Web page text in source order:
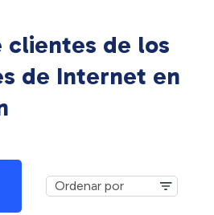
clientes de los
de Internet en